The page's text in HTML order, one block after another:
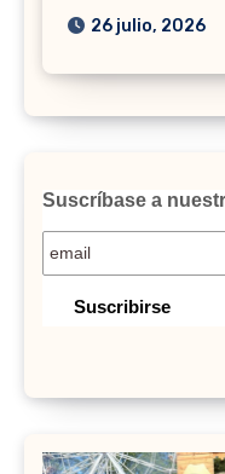
26 julio, 2026
Suscríbase a